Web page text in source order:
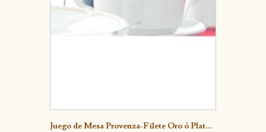
Detalle
Juego de Mesa Provenza-Filete Oro ó Plat...